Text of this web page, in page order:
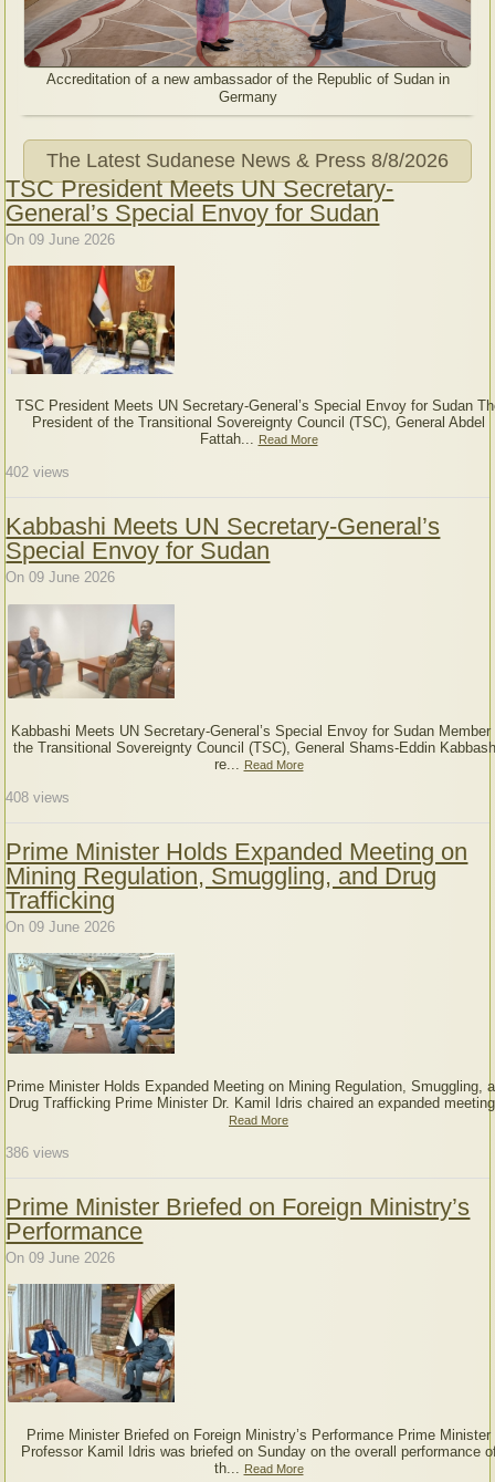
Accreditation of a new ambassador of the Republic of Sudan in
Germany
The Latest Sudanese News & Press 8/8/2026
TSC President Meets UN Secretary-
General’s Special Envoy for Sudan
On 09 June 2026
TSC President Meets UN Secretary-General’s Special Envoy for Sudan
President of the Transitional Sovereignty Council (TSC), General Abdel
Fattah... Read More
402 views
Kabbashi Meets UN Secretary-General’s
Special Envoy for Sudan
On 09 June 2026
Kabbashi Meets UN Secretary-General’s Special Envoy for Sudan Member
the Transitional Sovereignty Council (TSC), General Shams-Eddin
re...
Read More
408 views
Prime Minister Holds Expanded Meeting on
Mining Regulation, Smuggling, and Drug
Trafficking
On 09 June 2026
Prime Minister Holds Expanded Meeting on Mining Regulation, Smuggling,
Drug Trafficking Prime Minister Dr. Kamil Idris chaired an expanded
Read More
386 views
Prime Minister Briefed on Foreign Ministry’s
Performance
On 09 June 2026
Prime Minister Briefed on Foreign Ministry’s Performance Prime Minister
Professor Kamil Idris was briefed on Sunday on the overall performance
th...
Read More